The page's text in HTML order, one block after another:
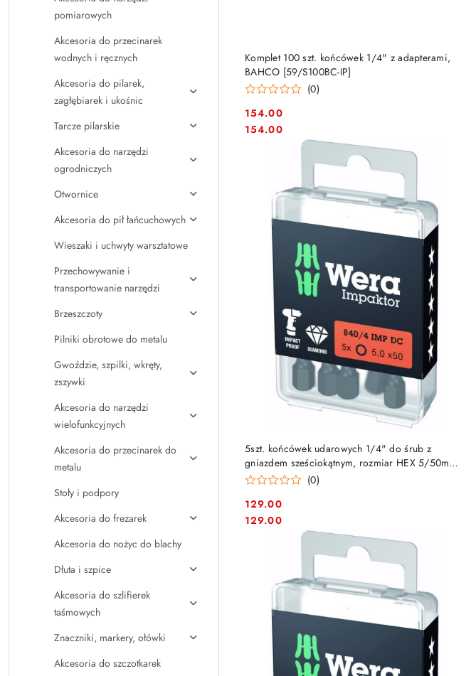
pomiarowych
Akcesoria do przecinarek
wodnych i ręcznych
Akcesoria do pilarek,
zagłębiarek i ukośnic
Tarcze pilarskie
Akcesoria do narzędzi
ogrodniczych
Otwornice
Akcesoria do pił łańcuchowych
Wieszaki i uchwyty warsztatowe
Przechowywanie i
transportowanie narzędzi
Brzeszczoty
Pilniki obrotowe do metalu
Gwoździe, szpilki, wkręty,
zszywki
Akcesoria do narzędzi
wielofunkcyjnych
Akcesoria do przecinarek do
metalu
Stoły i podpory
Akcesoria do frezarek
Akcesoria do nożyc do blachy
Dłuta i szpice
Akcesoria do szlifierek
taśmowych
Znaczniki, markery, ołówki
Akcesoria do szczotkarek
Komplet 100 szt. końcówek 1/4" z adapterami,
BAHCO [59/S100BC-IP]
(0)
Cena:
154.00
Cena:
154.00
DO KOSZYKA
5szt. końcówek udarowych 1/4" do śrub z
gniazdem sześciokątnym, rozmiar HEX 5/50mm,
serii 840/4 IMP DC Impaktor, WERA
(0)
Cena:
129.00
Cena:
129.00
DO KOSZYKA